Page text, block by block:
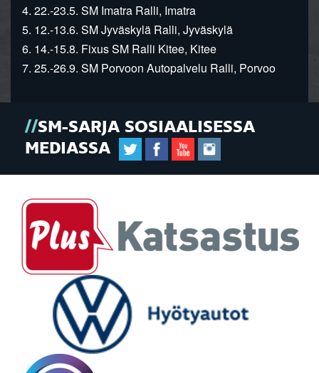
4. 22.-23.5. SM Imatra Ralli, Imatra
5. 12.-13.6. SM Jyväskylä Ralli, Jyväskylä
6. 14.-15.8. Fixus SM Ralli Kitee, Kitee
7. 25.-26.9. SM Porvoon Autopalvelu Ralli, Porvoo
SM-SARJA SOSIAALISESSA
MEDIASSA